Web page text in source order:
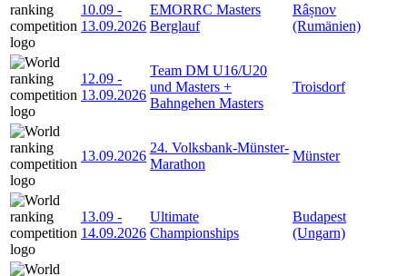
10.09 -
13.09.2026
EMORRC Masters
Berglauf
Râșnov
(Rumänien)
12.09 -
13.09.2026
Team DM U16/U20
und Masters +
Bahngehen Masters
Troisdorf
13.09.2026
24. Volksbank-Münster-
Marathon
Münster
13.09 -
14.09.2026
Ultimate
Championships
Budapest
(Ungarn)